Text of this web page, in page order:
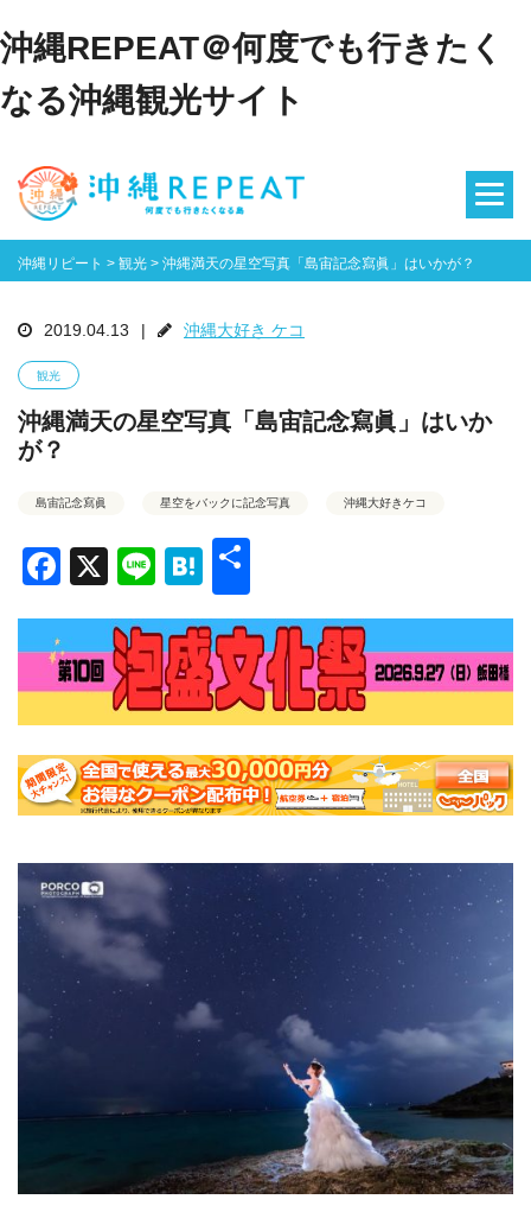
沖縄REPEAT＠何度でも行きたく
なる沖縄観光サイト
沖縄リピート > 観光 > 沖縄満天の星空写真「島宙記念寫眞」はいかが？
2019.04.13 | 沖縄大好き ケコ
観光
沖縄満天の星空写真「島宙記念寫眞」はいか
が？
島宙記念寫眞 星空をバックに記念写真 沖縄大好きケコ
Facebook
X LineHatena